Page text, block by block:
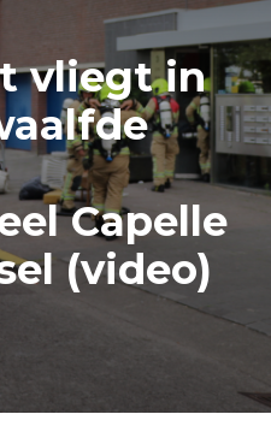
vliegt in
Capelle
(video)